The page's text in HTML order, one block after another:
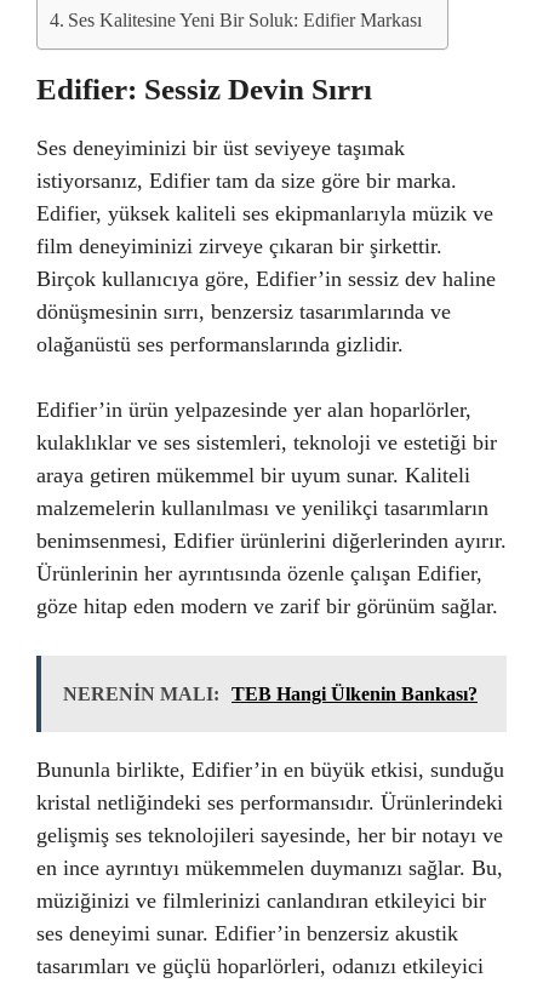
Ses Kalitesine Yeni Bir Soluk: Edifier Markası
Edifier: Sessiz Devin Sırrı
Ses deneyiminizi bir üst seviyeye taşımak
istiyorsanız, Edifier tam da size göre bir marka.
Edifier, yüksek kaliteli ses ekipmanlarıyla müzik ve
film deneyiminizi zirveye çıkaran bir şirkettir.
Birçok kullanıcıya göre, Edifier’in sessiz dev haline
dönüşmesinin sırrı, benzersiz tasarımlarında ve
olağanüstü ses performanslarında gizlidir.
Edifier’in ürün yelpazesinde yer alan hoparlörler,
kulaklıklar ve ses sistemleri, teknoloji ve estetiği bir
araya getiren mükemmel bir uyum sunar. Kaliteli
malzemelerin kullanılması ve yenilikçi tasarımların
benimsenmesi, Edifier ürünlerini diğerlerinden ayırır.
Ürünlerinin her ayrıntısında özenle çalışan Edifier,
göze hitap eden modern ve zarif bir görünüm sağlar.
NERENİN MALI: TEB Hangi Ülkenin Bankası?
Bununla birlikte, Edifier’in en büyük etkisi, sunduğu
kristal netliğindeki ses performansıdır. Ürünlerindeki
gelişmiş ses teknolojileri sayesinde, her bir notayı ve
en ince ayrıntıyı mükemmelen duymanızı sağlar. Bu,
müziğinizi ve filmlerinizi canlandıran etkileyici bir
ses deneyimi sunar. Edifier’in benzersiz akustik
tasarımları ve güçlü hoparlörleri, odanızı etkileyici